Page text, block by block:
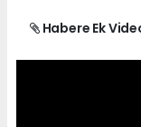
Habere Ek